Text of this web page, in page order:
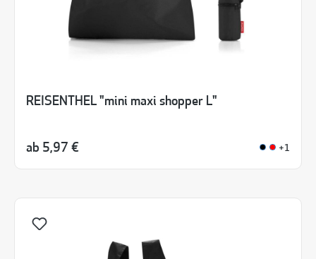
REISENTHEL "mini maxi shopper L"
ab 5,97 € +1